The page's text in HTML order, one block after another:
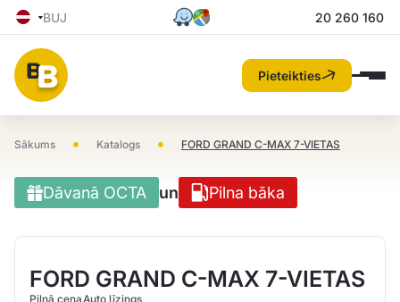
BUJ 20 260 160
Pieteikties
Sākums • Katalogs • FORD GRAND C-MAX 7-VIETAS
Dāvanā OCTA un Pilna bāka
FORD GRAND C-MAX 7-VIETAS
Pilnā cenaAuto līzings